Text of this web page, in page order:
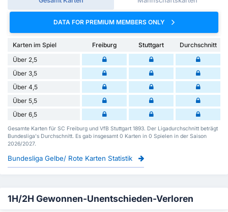
DATA FOR PREMIUM MEMBERS ONLY
Karten im Spiel Freiburg Stuttgart
Durchschnitt
Über 2,5
Über 3,5
Über 4,5
Über 5,5
Über 6,5
Gesamte Karten für SC Freiburg und VfB Stuttgart 1893. Der Ligadurchschnitt beträgt
Bundesliga's Durchschnitt. Es gab insgesamt 0 Karten in 0 Spielen in der Saison
2026/2027.
Bundesliga Gelbe/ Rote Karten Statistik
1H/2H Gewonnen-Unentschieden-Verloren